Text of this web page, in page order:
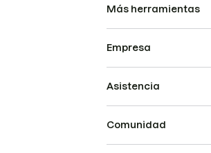
Más herramientas
Empresa
Asistencia
Comunidad